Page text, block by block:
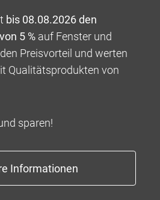
bis 08.08.2026 den
5 % auf Fenster und
Preisvorteil und werten
Qualitätsprodukten von
sparen!